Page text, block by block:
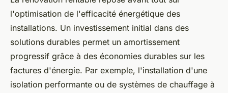
l'optimisation de l'efficacité énergétique des
installations. Un investissement initial dans des
solutions durables permet un amortissement
progressif grâce à des économies durables sur les
factures d'énergie. Par exemple, l'installation d'une
isolation performante ou de systèmes de chauffage à